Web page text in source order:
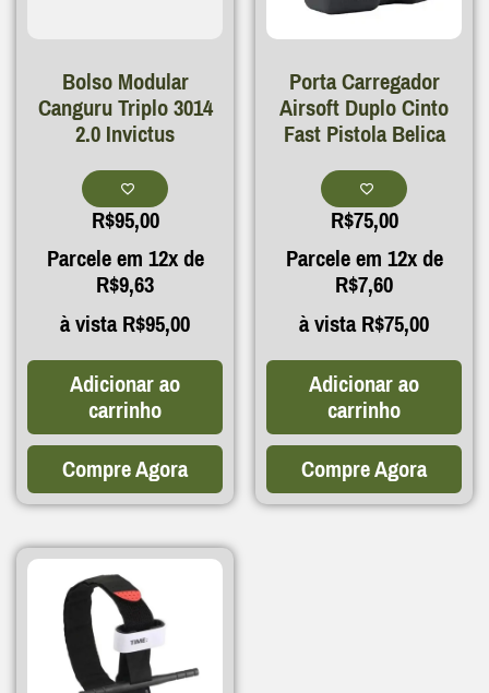
Bolso Modular
Canguru Triplo 3014
2.0 Invictus
R$95,00
Parcele em 12x de
R$9,63
à vistaR$95,00
Adicionar ao
carrinho
Compre Agora
Porta Carregador
Airsoft Duplo Cinto
Fast Pistola Belica
R$75,00
Parcele em 12x de
R$7,60
à vistaR$75,00
Adicionar ao
carrinho
Compre Agora